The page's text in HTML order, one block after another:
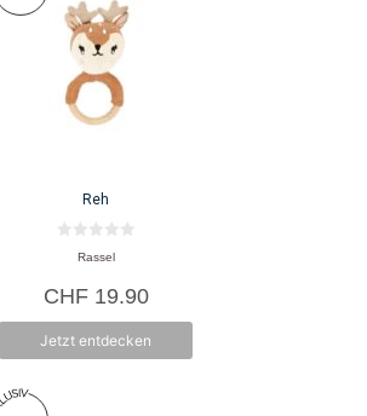
Reh
n
5
Rassel
CHF19.90
Jetzt entdecken